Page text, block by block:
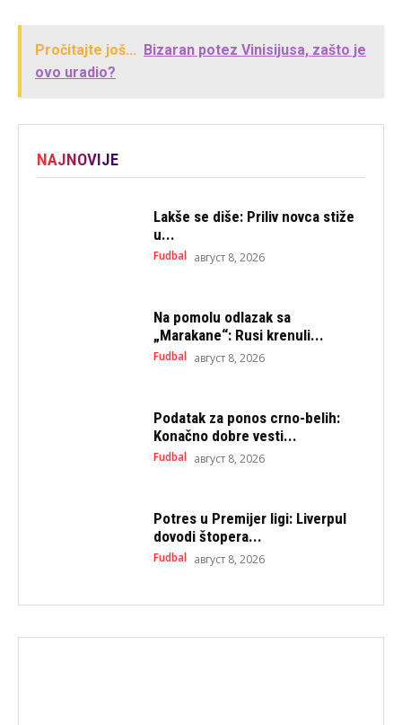
Pročitajte još... Bizaran potez Vinisijusa, zašto je
ovo uradio?
NAJNOVIJE
Lakše se diše: Priliv novca stiže
u...
Fudbal август 8, 2026
Na pomolu odlazak sa
„Marakane“: Rusi krenuli...
Fudbal август 8, 2026
Podatak za ponos crno-belih:
Konačno dobre vesti...
Fudbal август 8, 2026
Potres u Premijer ligi: Liverpul
dovodi štopera...
Fudbal август 8, 2026